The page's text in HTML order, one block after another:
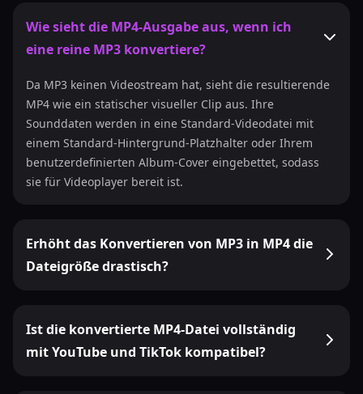
Wie sieht die MP4-Ausgabe aus, wenn ich
eine reine MP3 konvertiere?
Da MP3 keinen Videostream hat, sieht die resultierende
MP4 wie ein statischer visueller Clip aus. Ihre
Sounddaten werden in eine Standard-Videodatei mit
einem Standard-Hintergrund-Platzhalter oder Ihrem
benutzerdefinierten Album-Cover eingebettet, sodass
sie für Videoplayer bereit ist.
Erhöht das Konvertieren von MP3 in MP4 die
Dateigröße drastisch?
Ist die konvertierte MP4-Datei vollständig
mit YouTube und TikTok kompatibel?